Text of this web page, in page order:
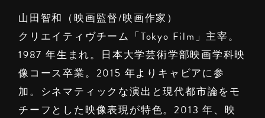
山田智和（映画監督/映画作家）
クリエイティヴチーム「Tokyo Film」主宰。
1987 年生まれ。日本大学芸術学部映画学科映
像コース卒業。2015 年よりキャビアに参
加。シネマティックな演出と現代都市論をモ
チーフとした映像表現が特色。2013 年、映